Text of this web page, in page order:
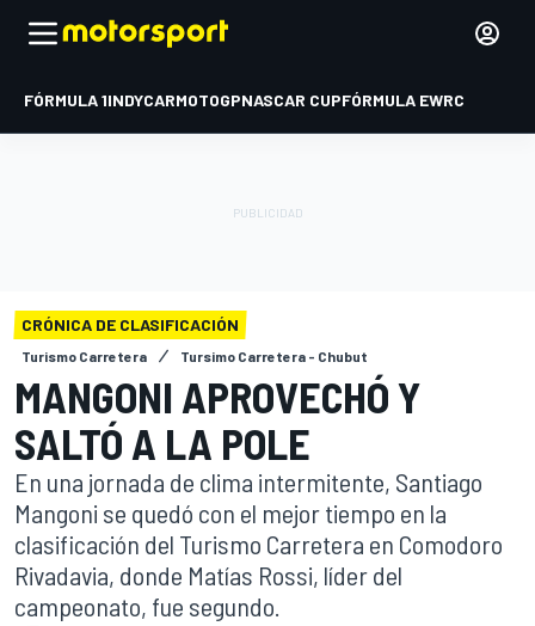
FÓRMULA 1INDYCARMOTOGPNASCAR CUPFÓRMULA EWRC
CRÓNICA DE CLASIFICACIÓN
Turismo Carretera Tursimo Carretera - Chubut
MANGONI APROVECHÓ Y
SALTÓ A LA POLE
En una jornada de clima intermitente, Santiago
Mangoni se quedó con el mejor tiempo en la
clasificación del Turismo Carretera en Comodoro
Rivadavia, donde Matías Rossi, líder del
campeonato, fue segundo.